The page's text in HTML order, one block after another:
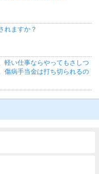
れますか？
軽い仕事ならやってもさしつ
傷病手当金は打ち切られるの